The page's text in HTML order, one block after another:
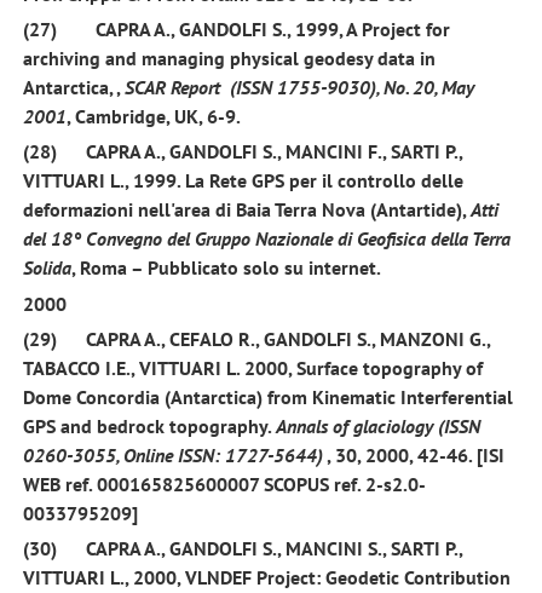
(27)
CAPRA A.,GANDOLFI S., 1999, A Project for
archiving and managing physical geodesy data in
Antarctica, ,SCAR Report (ISSN 1755-9030), No. 20, May
2001, Cambridge, UK, 6-9.
(28)
CAPRA A.,GANDOLFI S.,MANCINI F., SARTI P.,
VITTUARI L., 1999. La Rete GPS per il controllo delle
deformazioni nell'area di Baia Terra Nova (Antartide),Atti
del 18° Convegno del Gruppo Nazionale di Geofisica della Terra
Solida, Roma – Pubblicato solo su internet.
2000
(29)
CAPRA A., CEFALO R.,GANDOLFI S., MANZONI G.,
TABACCO I.E., VITTUARI L. 2000, Surface topography of
Dome Concordia (Antarctica) from Kinematic Interferential
GPS and bedrock topography.Annals of glaciology (ISSN
0260-3055, Online ISSN: 1727-5644), 30, 2000, 42-46. [ISI
WEB ref. 000165825600007 SCOPUS ref. 2-s2.0-
0033795209]
(30)
CAPRA A.,GANDOLFI S., MANCINI S., SARTI P.,
VITTUARI L., 2000,VLNDEF Project: Geodetic Contribution